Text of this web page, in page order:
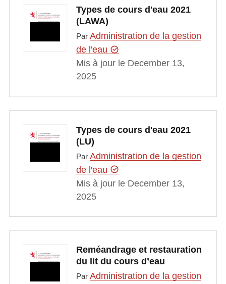
Types de cours d'eau 2021
(LAWA)
Par Administration de la gestion
de l'eau
Mis à jour le December 13,
2025
Types de cours d'eau 2021
(LU)
Par Administration de la gestion
de l'eau
Mis à jour le December 13,
2025
Reméandrage et restauration
du lit du cours d’eau
Par Administration de la gestion